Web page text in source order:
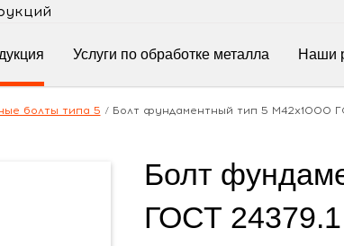
Услуги по обработке металла Наши
болты типа 5 / Болт фундаментный тип 5 М42х1000
Болт
ГОСТ